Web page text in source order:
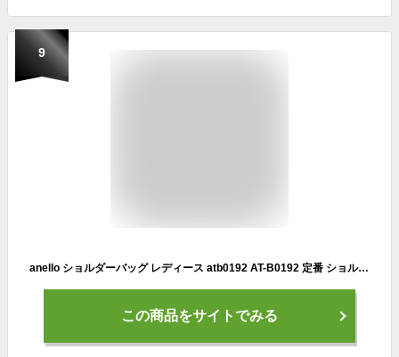
9
anello ショルダーバッグ レディース atb0192 AT-B0192 定番 ショルダーバッグ 大きめ anello アネロ 2way 小さめ 軽い ミニ ウエストバック ウエストバッグ ボディバック ボディバッグ ショルダーバック かわいい
この商品をサイトでみる